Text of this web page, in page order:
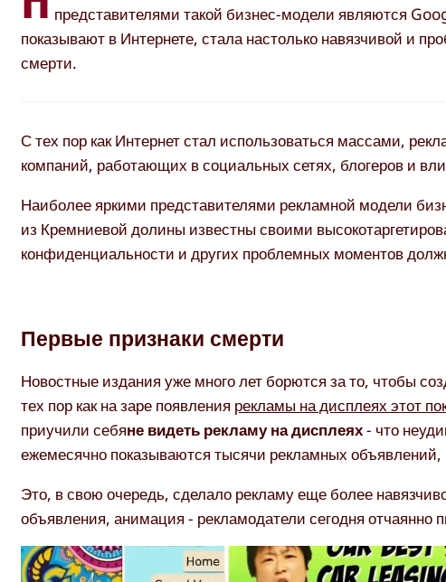
представителями такой бизнес-модели являются
показывают в Интернете, стала настолько навязчивой и
смерти.
С тех пор как Интернет стал использоваться массами,
компаний, работающих в социальных сетях, блогеров и
Наиболее яркими представителями рекламной модели
из Кремниевой долины известны своими
конфиденциальности и других проблемных моментов
Первые признаки смерти
Новостные издания уже много лет борются за то, чтобы
тех пор как на заре появления рекламы на дисплеях этот
приучили себяне видеть рекламу на дисплеях- что
ежемесячно показываются тысячи рекламных
Это, в свою очередь, сделало рекламу еще более
объявления, анимация - рекламодатели сегодня отчаянно